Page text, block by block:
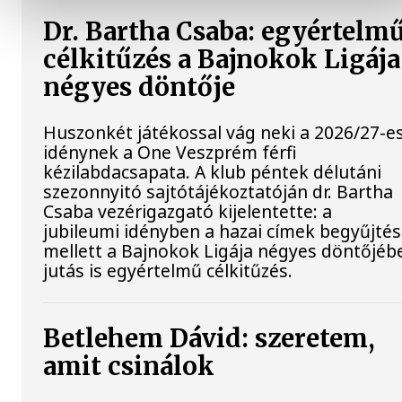
Dr. Bartha Csaba:
célkitűzés a Bajnokok Ligája
négyes döntője
Huszonkét játékossal vág neki a 2026/27-
idénynek a One Veszprém férfi
kézilabdacsapata. A klub péntek délutáni
szezonnyitó sajtótájékoztatóján dr. Bartha
Csaba vezérigazgató kijelentette: a
jubileumi idényben a hazai címek
mellett a Bajnokok Ligája négyes
jutás is egyértelmű célkitűzés.
Betlehem Dávid: szeretem,
amit csinálok